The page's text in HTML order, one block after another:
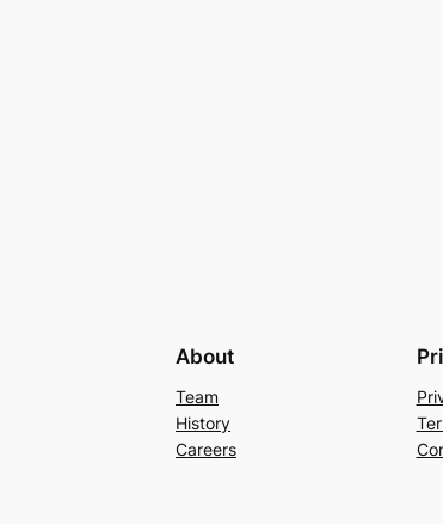
About
Team
History
Careers